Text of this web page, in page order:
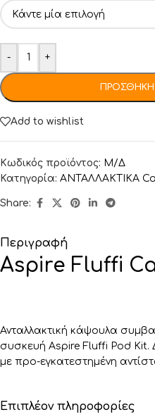
- +
ΠΡΟΣΘΉΚΗ
Add to wishlist
Κωδικός προϊόντος: Μ/Δ
Κατηγορία: ΑΝΤΑΛΛΑΚΤΙΚA
Share:
Περιγραφή
Aspire Fluffi
Ανταλλακτική κάψουλα
συσκευή Aspire Fluffi Pod Kit.
με προ-εγκατεστημένη
Επιπλέον πληροφορίες